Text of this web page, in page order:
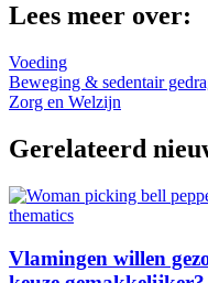
Lees meer over:
Voeding
Beweging & sedentair
Zorg en Welzijn
Gerelateerd
Vlamingen willen